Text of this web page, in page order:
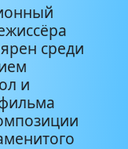
среди
и